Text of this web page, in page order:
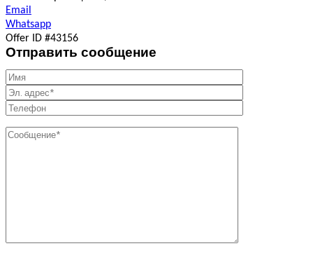
Email
Whatsapp
Offer ID #43156
Отправить сообщение